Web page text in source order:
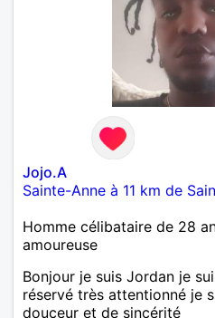
Jojo.A
Sainte-Anne à 11 km de
Homme célibataire de 28
amoureuse
Bonjour je suis Jordan je
réservé très attentionné je
douceur et de sincérité